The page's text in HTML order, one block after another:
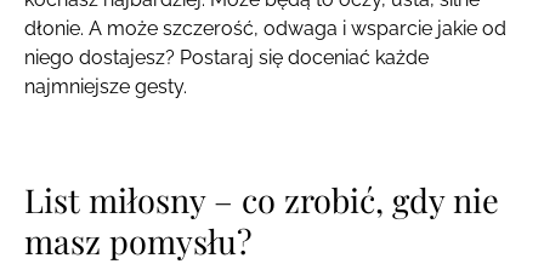
dłonie. A może szczerość, odwaga i wsparcie jakie od
niego dostajesz? Postaraj się doceniać każde
najmniejsze gesty.
List miłosny – co zrobić, gdy nie
masz pomysłu?